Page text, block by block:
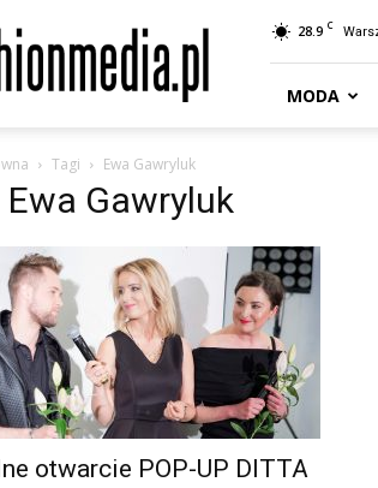
28.9 C
MODA
Tagi Ewa Gawryluk
Ewa Gawryluk
otwarcie POP-UP DITTA